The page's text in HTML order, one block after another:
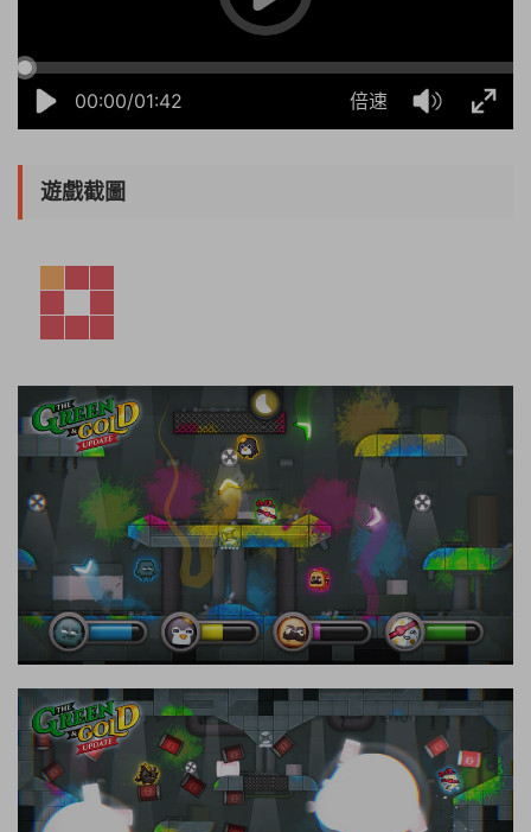
00:00/01:42 倍速
遊戲截圖